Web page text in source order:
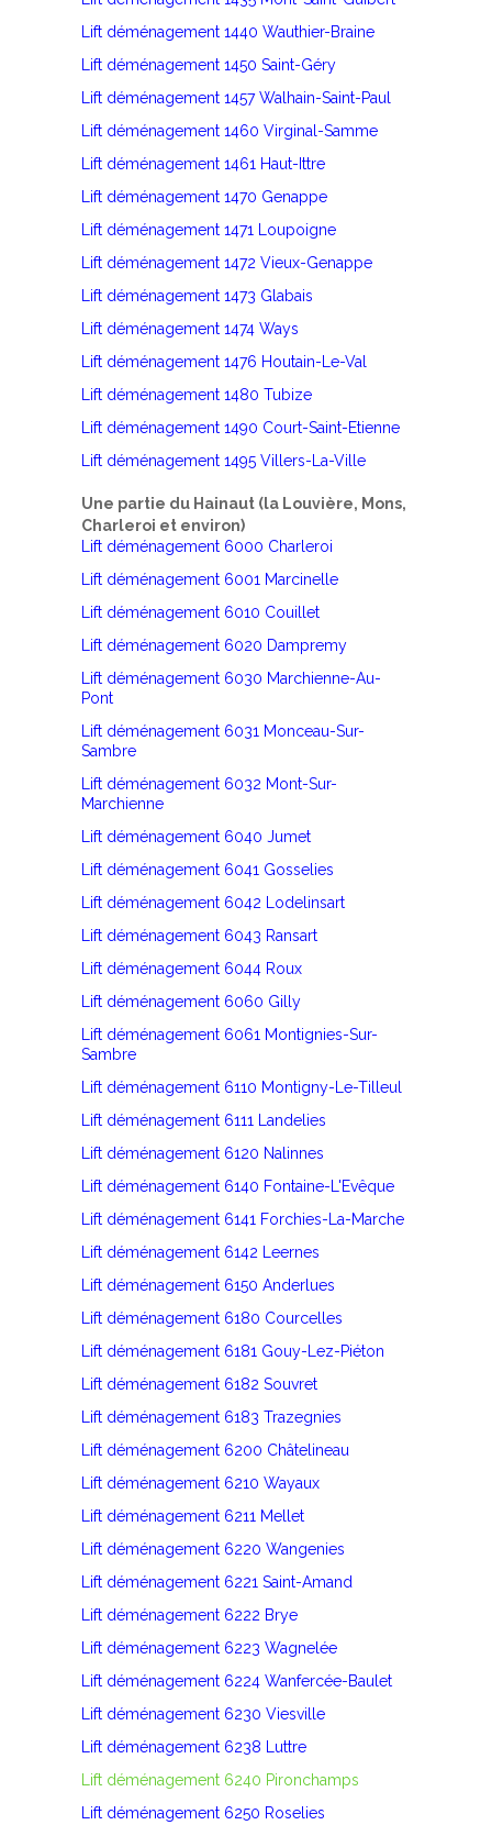
Lift déménagement 1440 Wauthier-Braine
Lift déménagement 1450 Saint-Géry
Lift déménagement 1457 Walhain-Saint-Paul
Lift déménagement 1460 Virginal-Samme
Lift déménagement 1461 Haut-Ittre
Lift déménagement 1470 Genappe
Lift déménagement 1471 Loupoigne
Lift déménagement 1472 Vieux-Genappe
Lift déménagement 1473 Glabais
Lift déménagement 1474 Ways
Lift déménagement 1476 Houtain-Le-Val
Lift déménagement 1480 Tubize
Lift déménagement 1490 Court-Saint-Etienne
Lift déménagement 1495 Villers-La-Ville
Une partie du Hainaut (la Louvière, Mons,
Charleroi et environ)
Lift déménagement 6000 Charleroi
Lift déménagement 6001 Marcinelle
Lift déménagement 6010 Couillet
Lift déménagement 6020 Dampremy
Lift déménagement 6030 Marchienne-Au-
Pont
Lift déménagement 6031 Monceau-Sur-
Sambre
Lift déménagement 6032 Mont-Sur-
Marchienne
Lift déménagement 6040 Jumet
Lift déménagement 6041 Gosselies
Lift déménagement 6042 Lodelinsart
Lift déménagement 6043 Ransart
Lift déménagement 6044 Roux
Lift déménagement 6060 Gilly
Lift déménagement 6061 Montignies-Sur-
Sambre
Lift déménagement 6110 Montigny-Le-Tilleul
Lift déménagement 6111 Landelies
Lift déménagement 6120 Nalinnes
Lift déménagement 6140 Fontaine-L'Evêque
Lift déménagement 6141 Forchies-La-Marche
Lift déménagement 6142 Leernes
Lift déménagement 6150 Anderlues
Lift déménagement 6180 Courcelles
Lift déménagement 6181 Gouy-Lez-Piéton
Lift déménagement 6182 Souvret
Lift déménagement 6183 Trazegnies
Lift déménagement 6200 Châtelineau
Lift déménagement 6210 Wayaux
Lift déménagement 6211 Mellet
Lift déménagement 6220 Wangenies
Lift déménagement 6221 Saint-Amand
Lift déménagement 6222 Brye
Lift déménagement 6223 Wagnelée
Lift déménagement 6224 Wanfercée-Baulet
Lift déménagement 6230 Viesville
Lift déménagement 6238 Luttre
Lift déménagement 6240 Pironchamps
Lift déménagement 6250 Roselies